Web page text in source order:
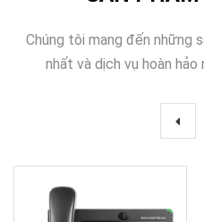
Chúng tôi mang đến những
nhất và dịch vụ hoàn